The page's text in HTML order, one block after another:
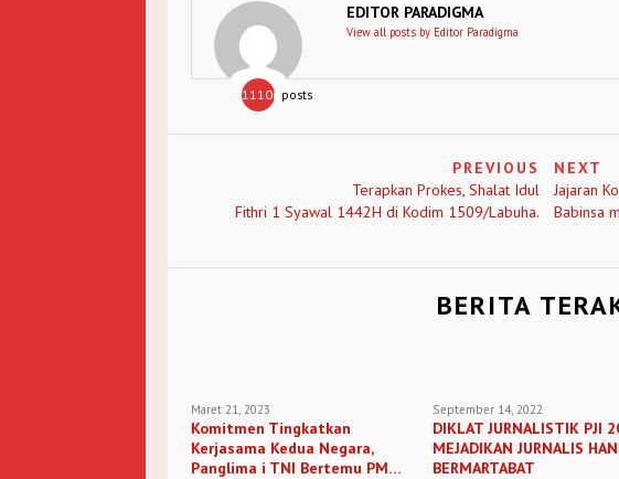
11106 posts
EDITOR PARADIGMA
View all posts by Editor Paradigma
PREVIOUS
Terapkan Prokes, Shalat Idul
Fithri 1 Syawal 1442H di Kodim 1509/Labuha.
NEXT
Jajaran
Babinsa
BERITA
Maret 21, 2023
Komitmen Tingkatkan
Kerjasama Kedua Negara,
Panglima i TNI Bertemu PM
September 14, 2022
DIKLAT JURNALISTIK PJI
MEJADIKAN JURNALIS
BERMARTABAT